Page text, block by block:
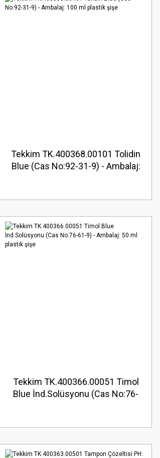
Tekkim TK.400368.00101 Tolidin
Blue (Cas No:92-31-9) - Ambalaj:
Tekkim TK.400366.00051 Timol
Blue İnd.Solüsyonu (Cas No:76-